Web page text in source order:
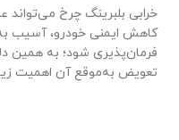
خرابی بلبرینگ چرخ می‌تواند
کاهش ایمنی خودرو، آسیب
فرمان‌پذیری شود؛ به همین
تعویض به‌موقع آن اهمیت